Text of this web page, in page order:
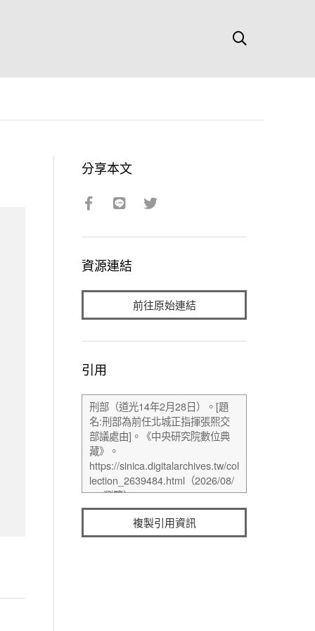
分享本文
資源連結
前往原始連結
引用
複製引用資訊